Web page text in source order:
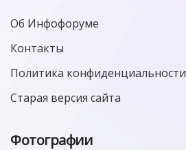
Об Инфофоруме
Контакты
Политика конфиденциальности
Старая версия сайта
Фотографии